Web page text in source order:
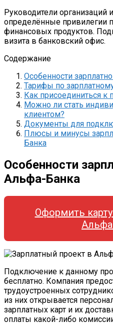
Руководители организаций
определённые привилегии
финансовых продуктов.
визита в банковский офис.
Содержание
Особенности
Тарифы по
Как присоединиться к
Можно ли стать
клиентом?
Документы для
Плюсы и минусы
Банка
Особенности
Альфа-Банка
Оформить
Подключение к данному
бесплатно. Компания
трудоустроенных
из них открывается
зарплатных карт и их
оплаты какой-либо